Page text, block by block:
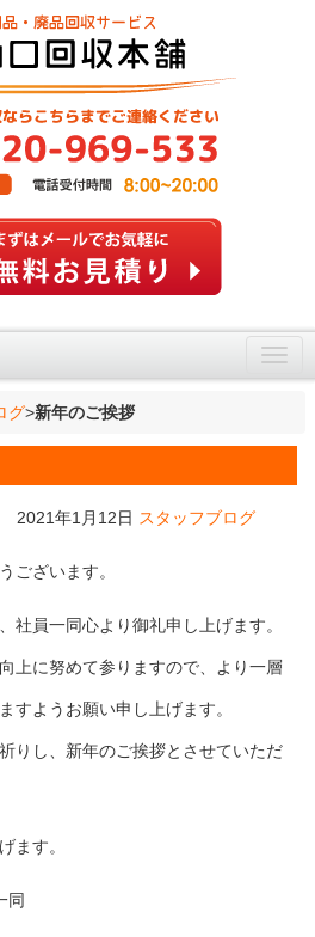
グ>新年のご挨拶
2021年1月12日 スタッフブログ
ございます。
社員一同心より御礼申し上げます。
上に努めて参りますので、より一層
すようお願い申し上げます。
りし、新年のご挨拶とさせていただ
ます。
同